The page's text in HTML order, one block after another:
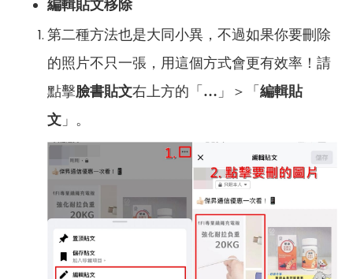
編輯貼文移除
第二種方法也是大同小異，不過如果你要刪除
的照片不只一張，用這個方式會更有效率！請
點擊臉書貼文右上方的「 … 」＞「 編輯貼
文 」。